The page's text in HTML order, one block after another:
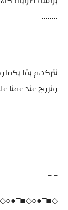
........
نتركهم بقا
ونروح عند عمنا
_ _